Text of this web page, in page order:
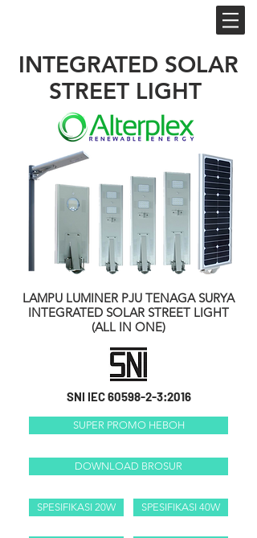
INTEGRATED SOLAR
STREET LIGHT
LAMPU LUMINER PJU TENAGA SURYA
INTEGRATED SOLAR STREET LIGHT
(ALL IN ONE)
SNI IEC60598-2-3:2016
SUPER PROMO HEBOH
DOWNLOAD BROSUR
SPESIFIKASI 20W SPESIFIKASI 40W